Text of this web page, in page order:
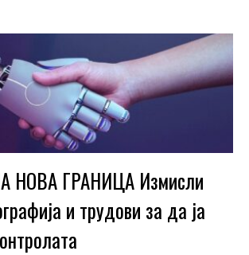
НОВА ГРАНИЦА Измисли
и трудови за да ја